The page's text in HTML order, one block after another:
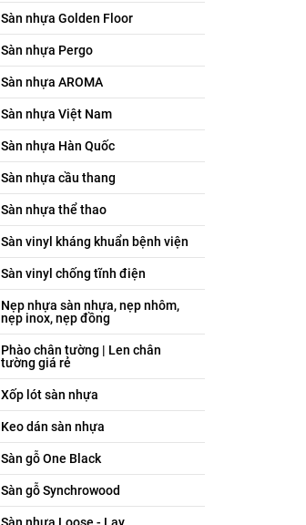
Sàn nhựa Golden Floor
Sàn nhựa Pergo
Sàn nhựa AROMA
Sàn nhựa Việt Nam
Sàn nhựa Hàn Quốc
Sàn nhựa cầu thang
Sàn nhựa thể thao
Sàn vinyl kháng khuẩn bệnh viện
Sàn vinyl chống tĩnh điện
Nẹp nhựa sàn nhựa, nẹp nhôm,
nẹp inox, nẹp đồng
Phào chân tường | Len chân
tường giá rẻ
Xốp lót sàn nhựa
Keo dán sàn nhựa
Sàn gỗ One Black
Sàn gỗ Synchrowood